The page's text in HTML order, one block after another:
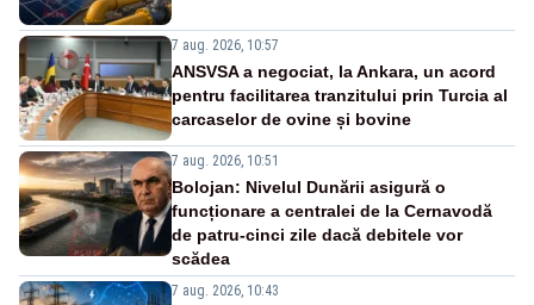
7 aug. 2026, 10:57
ANSVSA a negociat, la Ankara, un acord
pentru facilitarea tranzitului prin Turcia al
carcaselor de ovine și bovine
7 aug. 2026, 10:51
Bolojan: Nivelul Dunării asigură o
funcționare a centralei de la Cernavodă
de patru-cinci zile dacă debitele vor
scădea
7 aug. 2026, 10:43